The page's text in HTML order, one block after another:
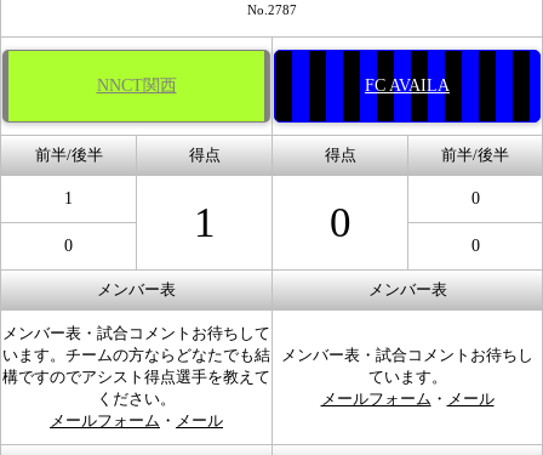
No.2787
NNCT関西 FC AVAILA
前半/後半 得点 得点 前半/後半
1
1 0
0
0 0
メンバー表 メンバー表
メンバー表・試合コメントお待ちして
います。チームの方ならどなたでも結
構ですのでアシスト得点選手を教えて
ください。
メールフォーム ・ メール
メンバー表・試合コメントお待ちし
ています。
メールフォーム ・ メール